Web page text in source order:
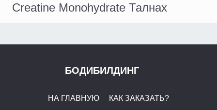
Creatine Monohydrate Талнах
БОДИБИЛДИНГ
НА ГЛАВНУЮ КАК ЗАКАЗАТЬ?